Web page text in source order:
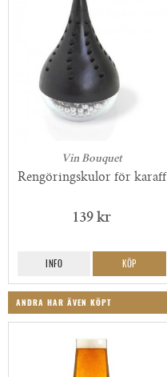
Vin Bouquet
Rengöringskulor för karaff
139 kr
INFO KÖP
ANDRA HAR ÄVEN KÖPT